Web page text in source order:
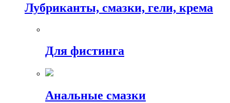
Лубриканты, смазки, гели, крема
Для фистинга
Анальные смазки